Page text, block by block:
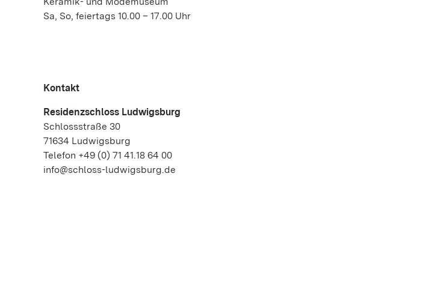
Sa, So, feiertags 10.00 – 17.00 Uhr
Kontakt
Residenzschloss Ludwigsburg
Schlossstraße 30
71634 Ludwigsburg
Telefon +49 (0) 71 41.18 64 00
info@schloss-ludwigsburg.de